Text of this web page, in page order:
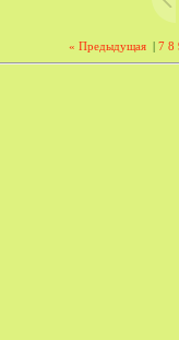
« Предыдущая | 7 8